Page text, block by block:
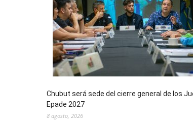
Chubut será sede del cierre general de los
Epade 2027
8 agosto, 2026